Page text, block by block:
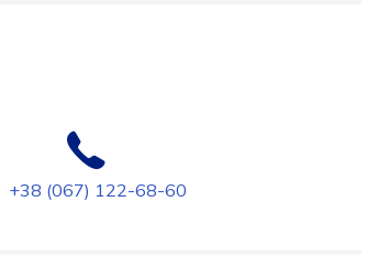
+38 (067) 122-68-60